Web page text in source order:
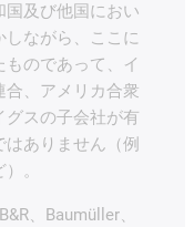
国及び他国におい
ながら、ここに
のであって、イ
合、アメリカ合衆
グスの子会社が有
ありません（例
。
、Baumüller、